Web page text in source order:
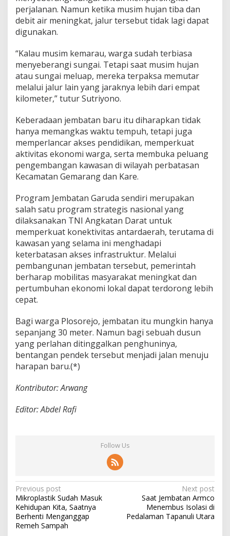
perjalanan. Namun ketika musim hujan tiba dan
debit air meningkat, jalur tersebut tidak lagi dapat
digunakan.
“Kalau musim kemarau, warga sudah terbiasa
menyeberangi sungai. Tetapi saat musim hujan
atau sungai meluap, mereka terpaksa memutar
melalui jalur lain yang jaraknya lebih dari empat
kilometer,” tutur Sutriyono.
Keberadaan jembatan baru itu diharapkan tidak
hanya memangkas waktu tempuh, tetapi juga
memperlancar akses pendidikan, memperkuat
aktivitas ekonomi warga, serta membuka peluang
pengembangan kawasan di wilayah perbatasan
Kecamatan Gemarang dan Kare.
Program Jembatan Garuda sendiri merupakan
salah satu program strategis nasional yang
dilaksanakan TNI Angkatan Darat untuk
memperkuat konektivitas antardaerah, terutama di
kawasan yang selama ini menghadapi
keterbatasan akses infrastruktur. Melalui
pembangunan jembatan tersebut, pemerintah
berharap mobilitas masyarakat meningkat dan
pertumbuhan ekonomi lokal dapat terdorong lebih
cepat.
Bagi warga Plosorejo, jembatan itu mungkin hanya
sepanjang 30 meter. Namun bagi sebuah dusun
yang perlahan ditinggalkan penghuninya,
bentangan pendek tersebut menjadi jalan menuju
harapan baru.(*)
Kontributor: Arwang
Editor: Abdel Rafi
Follow Us
P
o
s
Previous post
Mikroplastik Sudah Masuk
Kehidupan Kita, Saatnya
Berhenti Menganggap
Remeh Sampah
Next post
Saat Jembatan Armco
Menembus Isolasi di
Pedalaman Tapanuli Utara